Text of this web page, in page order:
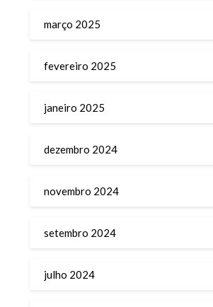
março 2025
fevereiro 2025
janeiro 2025
dezembro 2024
novembro 2024
setembro 2024
julho 2024